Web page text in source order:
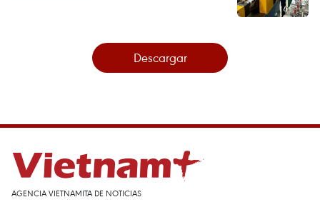
Descargar
AGENCIA VIETNAMITA DE NOTICIAS